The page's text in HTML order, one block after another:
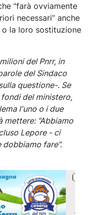
“farà ovviamente
necessari” anche
la loro sostituzione
del Pnrr, in
del Sindaco
questione-. Se
del ministero,
l'uno o i due
mettere: “Abbiamo
Lepore - ci
fare”.